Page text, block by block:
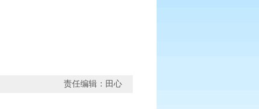
责任编辑：田心